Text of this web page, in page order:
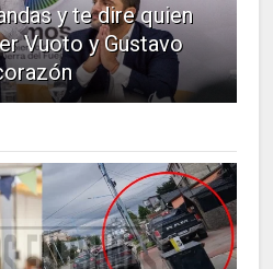
y te dire quien
Vuoto y Gustavo